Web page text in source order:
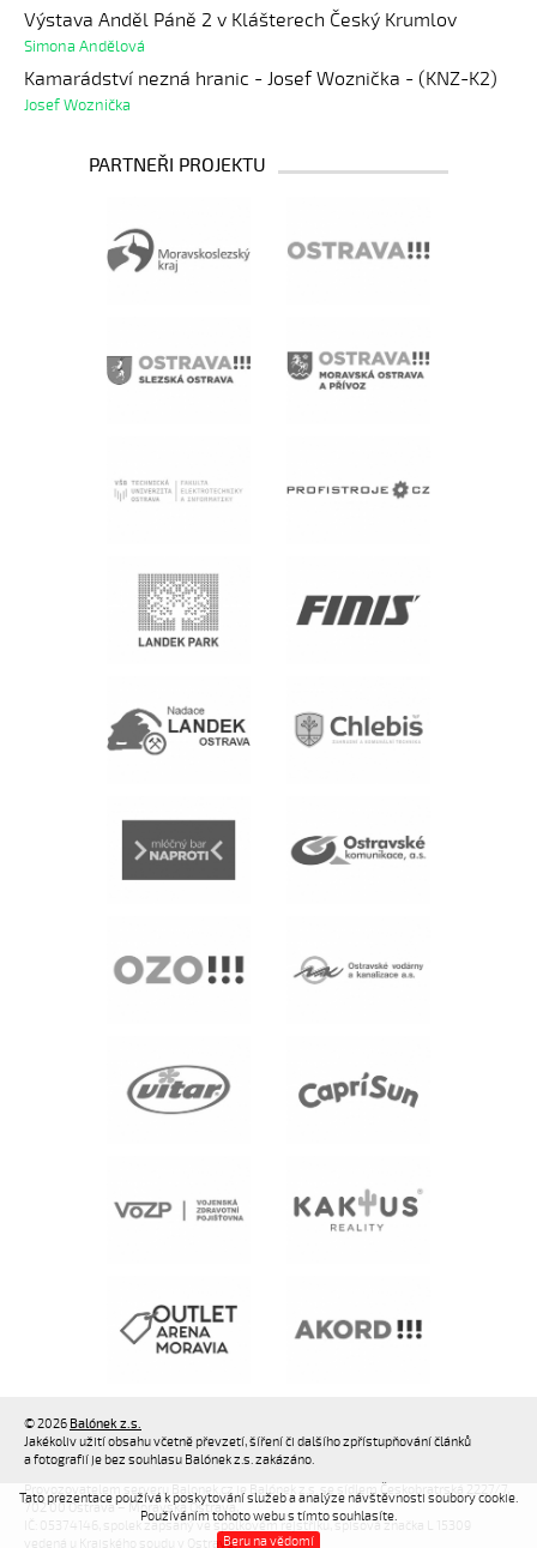
Výstava Anděl Páně 2 v Klášterech Český Krumlov
Simona Andělová
Kamarádství nezná hranic - Josef Woznička - (KNZ-K2)
Josef Woznička
PARTNEŘI PROJEKTU
© 2026 Balónek z.s.
Jakékoliv užití obsahu včetně převzetí, šíření či dalšího zpřístupňování článků
a fotografií je bez souhlasu Balónek z.s. zakázáno.
Provozovatelem serveru Balonek.cz je Balónek z.s. se sídlem Českobratrská 2227/7,
702 00 Ostrava – Moravská Ostrava,
IČ: 05374146, spolek zapsaný ve spolkovém rejstříku, spisová značka L 15309
vedená u Krajského soudu v Ostravě.
Tato prezentace používá k poskytování služeb a analýze návštěvnosti soubory cookie.
Používáním tohoto webu s tímto souhlasíte.
Beru na vědomí